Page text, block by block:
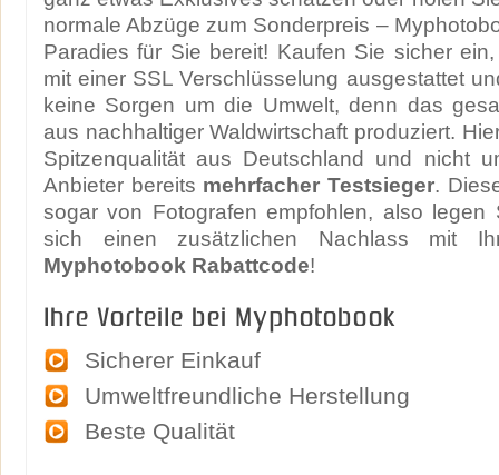
normale Abzüge zum Sonderpreis –
Paradies für Sie bereit! Kaufen Sie sicher
mit einer SSL Verschlüsselung ausgestattet
keine Sorgen um die Umwelt, denn das
aus nachhaltiger Waldwirtschaft produziert.
Spitzenqualität aus Deutschland und nicht
Anbieter bereits mehrfacher Testsieger.
sogar von Fotografen empfohlen, also legen
sich einen zusätzlichen Nachlass mit
Myphotobook Rabattcode!
Ihre Vorteile bei Myphotobook
Sicherer Einkauf
Umweltfreundliche Herstellung
Beste Qualität